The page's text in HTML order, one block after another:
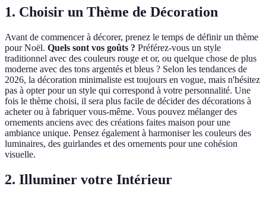
1. Choisir un Thème de Décoration
Avant de commencer à décorer, prenez le temps de définir un thème
pour Noël. Quels sont vos goûts ? Préférez-vous un style
traditionnel avec des couleurs rouge et or, ou quelque chose de plus
moderne avec des tons argentés et bleus ? Selon les tendances de
2026, la décoration minimaliste est toujours en vogue, mais n'hésitez
pas à opter pour un style qui correspond à votre personnalité. Une
fois le thème choisi, il sera plus facile de décider des décorations à
acheter ou à fabriquer vous-même. Vous pouvez mélanger des
ornements anciens avec des créations faites maison pour une
ambiance unique. Pensez également à harmoniser les couleurs des
luminaires, des guirlandes et des ornements pour une cohésion
visuelle.
2. Illuminer votre Intérieur